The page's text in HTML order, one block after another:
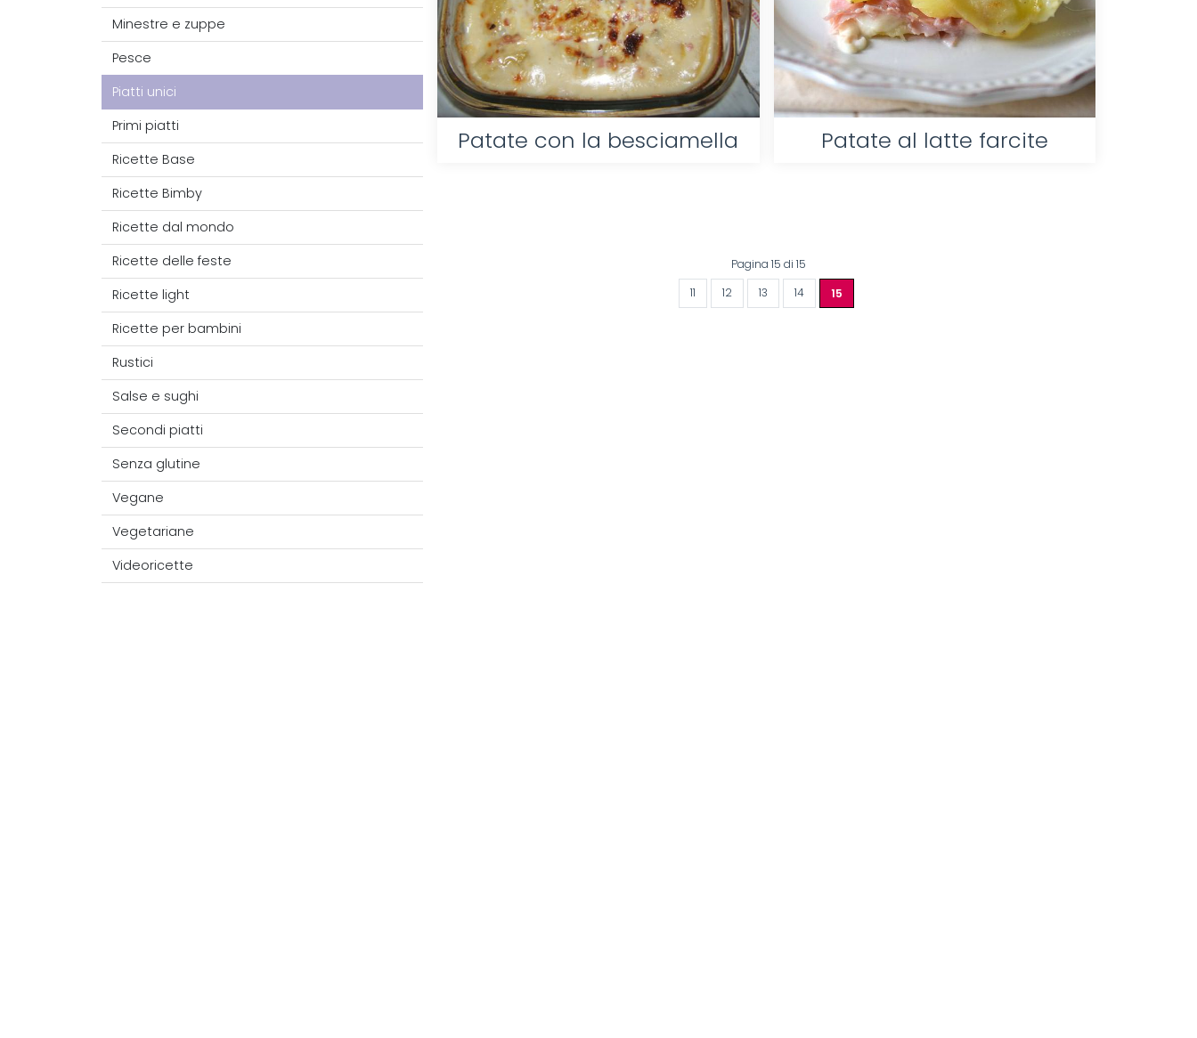
Minestre e zuppe
Pesce
Piatti unici
Primi piatti
Ricette Base
Ricette Bimby
Ricette dal mondo
Ricette delle feste
Ricette light
Ricette per bambini
Rustici
Salse e sughi
Secondi piatti
Senza glutine
Vegane
Vegetariane
Videoricette
Patate con la besciamella Patate al latte farcite
Pagina 15 di 15
11 12 13 14 15